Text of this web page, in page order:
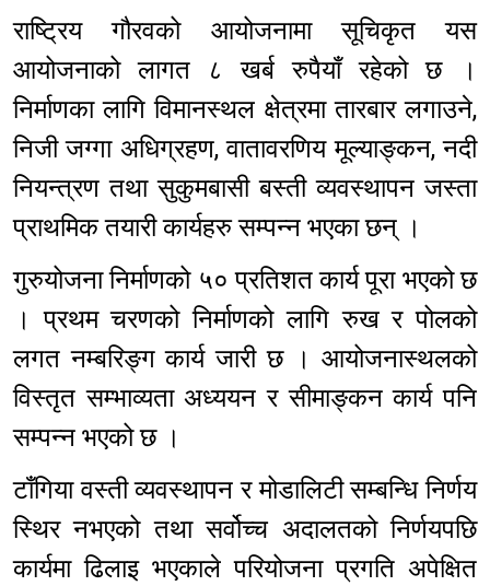
राष्ट्रिय गौरवको आयोजनामा सूचिकृत यस
आयोजनाको लागत ८ खर्ब रुपैयाँ रहेको छ ।
निर्माणका लागि विमानस्थल क्षेत्रमा तारबार लगाउने,
निजी जग्गा अधिग्रहण, वातावरणिय मूल्याङ्कन, नदी
नियन्त्रण तथा सुकुमबासी बस्ती व्यवस्थापन जस्ता
प्राथमिक तयारी कार्यहरु सम्पन्न भएका छन् ।
गुरुयोजना निर्माणको ५० प्रतिशत कार्य पूरा भएको छ
। प्रथम चरणको निर्माणको लागि रुख र पोलको
लगत नम्बरिङ्ग कार्य जारी छ । आयोजनास्थलको
विस्तृत सम्भाव्यता अध्ययन र सीमाङ्कन कार्य पनि
सम्पन्न भएको छ ।
टाँगिया वस्ती व्यवस्थापन र मोडालिटी सम्बन्धि निर्णय
स्थिर नभएको तथा सर्वोच्च अदालतको निर्णयपछि
कार्यमा ढिलाइ भएकाले परियोजना प्रगति अपेक्षित